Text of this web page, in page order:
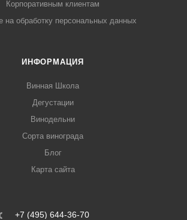
Корпоративным клиентам
на обработку персональных данных
ИНФОРМАЦИЯ
Винная Школа
Дегустации
Винодельни
Сорта винограда
Блог
Карта сайта
+7 (495) 644-36-70